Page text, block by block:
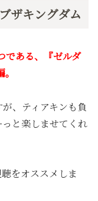
ザキングダム
ある、
『ゼルダ
、ティアキンも負
と楽しませてくれ
をオススメしま